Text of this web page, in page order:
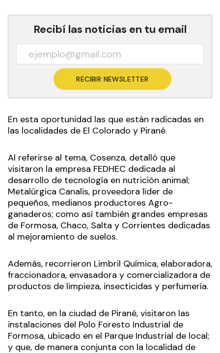
Recibí las noticias en tu email
RECIBIR NEWSLETTER
En esta oportunidad las que están radicadas en
las localidades de El Colorado y Pirané.
Al referirse al tema, Cosenza, detalló que
visitaron la empresa FEDHEC dedicada al
desarrollo de tecnología en nutrición animal;
Metalúrgica Canalis, proveedora líder de
pequeños, medianos productores Agro-
ganaderos; como así también grandes empresas
de Formosa, Chaco, Salta y Corrientes dedicadas
al mejoramiento de suelos.
Además, recorrieron Limbril Química, elaboradora,
fraccionadora, envasadora y comercializadora de
productos de limpieza, insecticidas y perfumería.
En tanto, en la ciudad de Pirané, visitaron las
instalaciones del Polo Foresto Industrial de
Formosa, ubicado en el Parque Industrial de local;
y que, de manera conjunta con la localidad de